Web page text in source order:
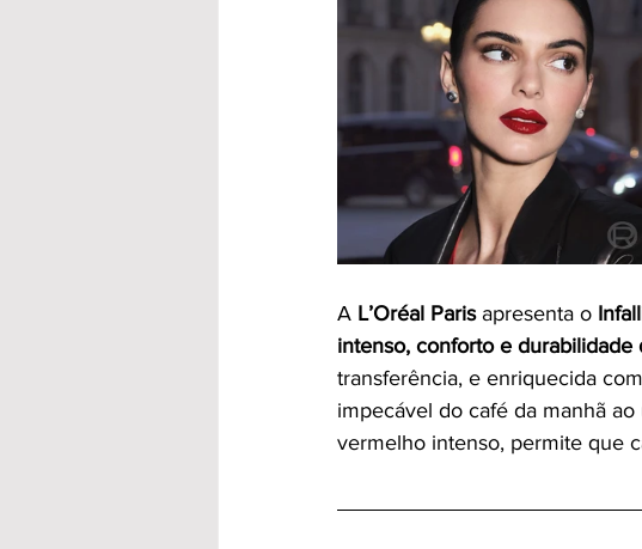
A L’Oréal Paris apresenta o
intenso, conforto e durabilidade
transferência, e enriquecida
impecável do café da manhã
vermelho intenso, permite que